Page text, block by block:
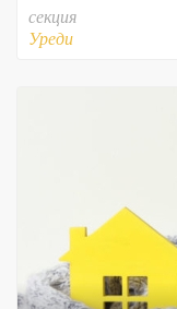
секция
Уреди